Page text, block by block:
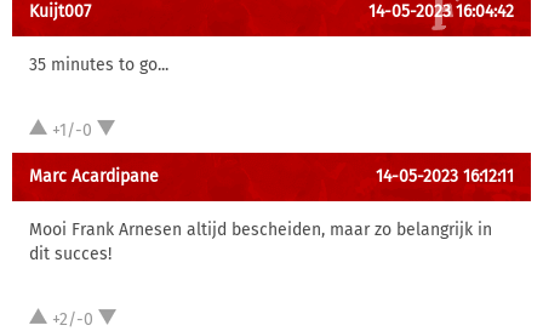
Kuijt007 14-05-2023 16:04:42
35 minutes to go...
+1/-0
Marc Acardipane 14-05-2023 16:12:11
Mooi Frank Arnesen altijd bescheiden, maar zo belangrijk in
dit succes!
+2/-0